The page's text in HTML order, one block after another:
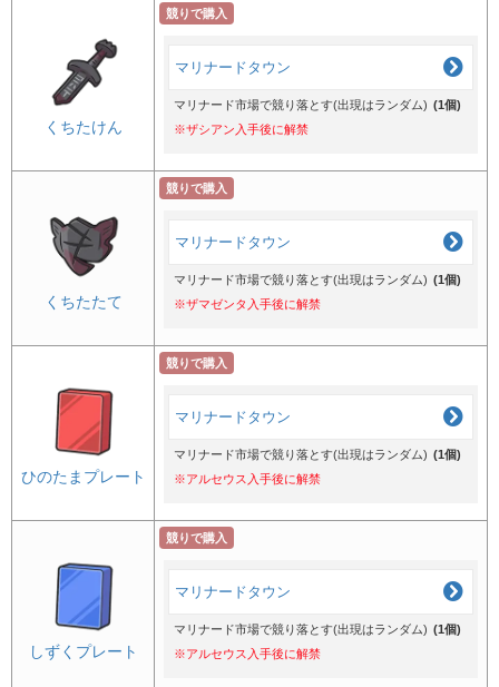
くちたけん
競りで購入
マリナードタウン
マリナード市場で競り落とす(出現はランダム) (1個)
※ザシアン入手後に解禁
くちたたて
競りで購入
マリナードタウン
マリナード市場で競り落とす(出現はランダム) (1個)
※ザマゼンタ入手後に解禁
ひのたまプレート
競りで購入
マリナードタウン
マリナード市場で競り落とす(出現はランダム) (1個)
※アルセウス入手後に解禁
しずくプレート
競りで購入
マリナードタウン
マリナード市場で競り落とす(出現はランダム) (1個)
※アルセウス入手後に解禁